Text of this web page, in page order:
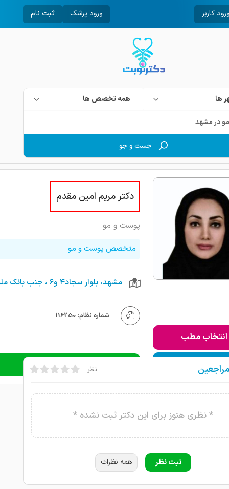
ورود کاربر ورود پزشک ثبت نام
ها همه تخصص ها
جست و جو
انتخاب مطب
به لیست من
دکتر مریم امین مقدم
پوست و مو
متخصص پوست و مو
مشهد، بلوار سجاد۴ و۶ ، جنب بانک ملت
شماره نظام: 116250
دریافت نوبت تلفنی نظر
* نظری هنوز برای این دکتر ثبت نشده *
ثبت نظر همه نظرات